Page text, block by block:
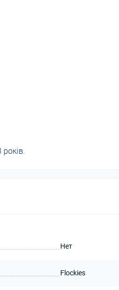
Нет
Flockies